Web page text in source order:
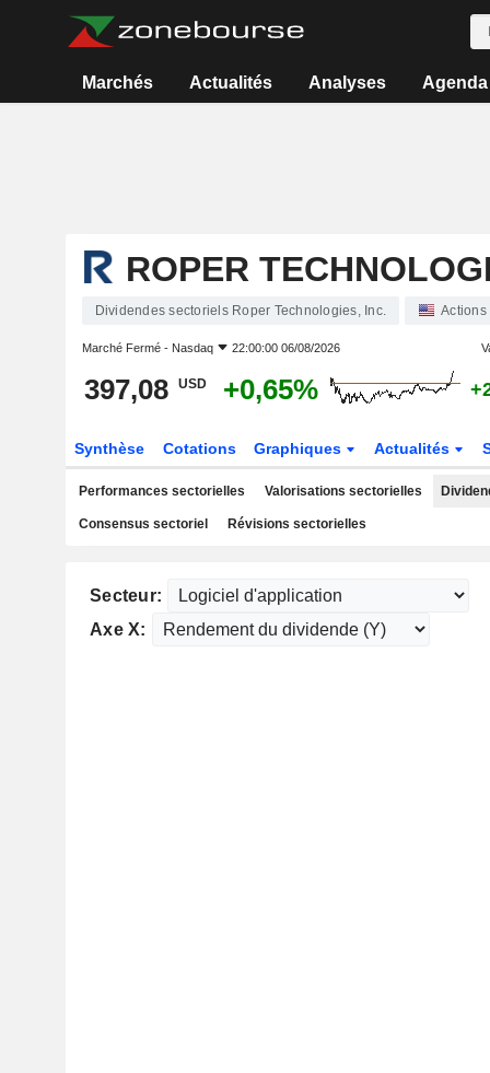
Marchés Actualités Analyses Agenda
ROPER
Dividendes sectoriels Roper Technologies, Inc. Actions
Marché Fermé - Nasdaq 22:00:00 06/08/2026
397,08 USD +0,65%
Synthèse Cotations Graphiques Actualités
Performances sectorielles Valorisations sectorielles
Consensus sectoriel Révisions sectorielles
Secteur:
Axe X: